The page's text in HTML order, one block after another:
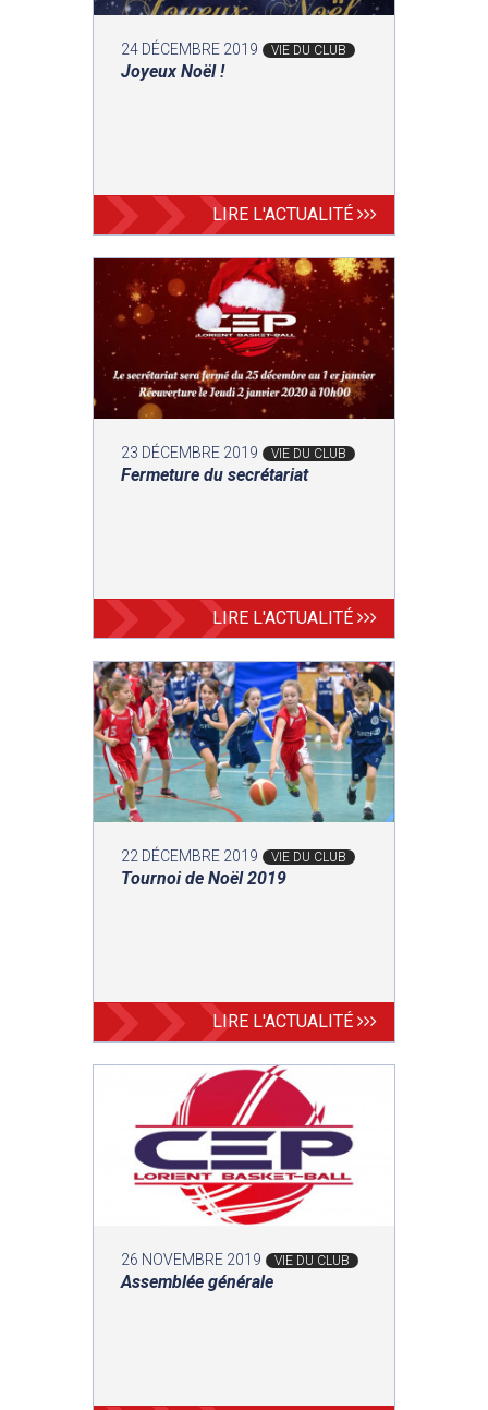
24 DÉCEMBRE 2019 VIE DU CLUB
Joyeux Noël !
LIRE L'ACTUALITÉ
23 DÉCEMBRE 2019 VIE DU CLUB
Fermeture du secrétariat
LIRE L'ACTUALITÉ
22 DÉCEMBRE 2019 VIE DU CLUB
Tournoi de Noël 2019
LIRE L'ACTUALITÉ
26 NOVEMBRE 2019 VIE DU CLUB
Assemblée générale